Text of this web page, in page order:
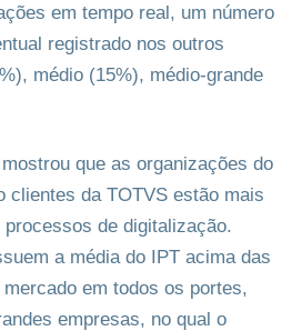
em tempo real, um número
registrado nos outros
médio (15%), médio-grande
que as organizações do
clientes da TOTVS estão mais
de digitalização.
a média do IPT acima das
em todos os portes,
empresas, no qual o